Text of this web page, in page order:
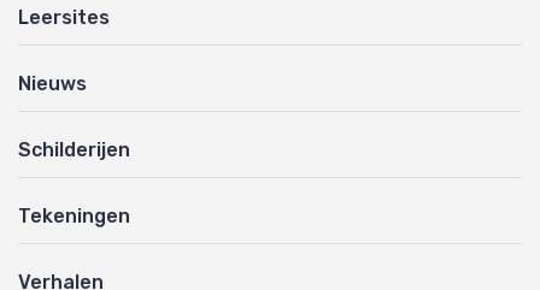
Leersites
Nieuws
Schilderijen
Tekeningen
Verhalen